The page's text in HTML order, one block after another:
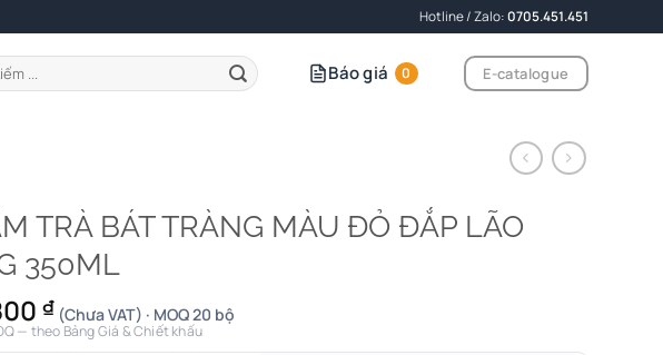
Hotline / Zalo:0705.451.451
Báo giá 0 E-catalogue
TRÀ BÁT TRÀNG MÀU ĐỎ ĐẮP LÃO
350ML
₫ (Chưa VAT) · MOQ 20 bộ
— theo Bảng Giá & Chiết khấu